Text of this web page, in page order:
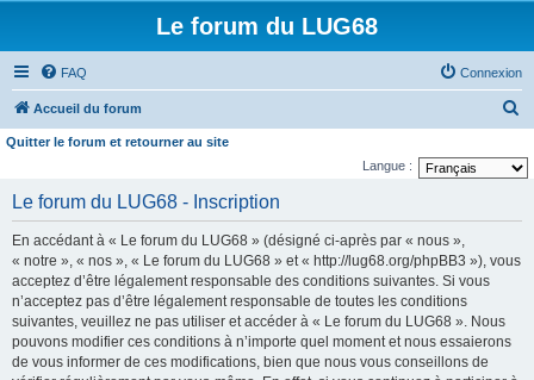
Le forum du LUG68
FAQ Connexion
Accueil du forum
c
e
Quitter le forum et retourner au site
Langue :
Le forum du LUG68 - Inscription
En accédant à « Le forum du LUG68 » (désigné ci-après par « nous »,
« notre », « nos », « Le forum du LUG68 » et « http://lug68.org/phpBB3 »), vous
acceptez d’être légalement responsable des conditions suivantes. Si vous
n’acceptez pas d’être légalement responsable de toutes les conditions
suivantes, veuillez ne pas utiliser et accéder à « Le forum du LUG68 ». Nous
pouvons modifier ces conditions à n’importe quel moment et nous essaierons
de vous informer de ces modifications, bien que nous vous conseillons de